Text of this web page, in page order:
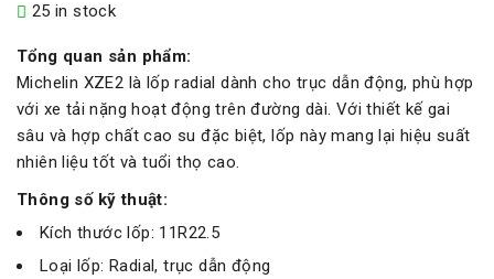
25 in stock
Tổng quan sản phẩm:
Michelin XZE2 là lốp radial dành cho trục dẫn động, phù hợp
với xe tải nặng hoạt động trên đường dài. Với thiết kế gai
sâu và hợp chất cao su đặc biệt, lốp này mang lại hiệu suất
nhiên liệu tốt và tuổi thọ cao.
Thông số kỹ thuật:
Kích thước lốp: 11R22.5
Loại lốp: Radial, trục dẫn động